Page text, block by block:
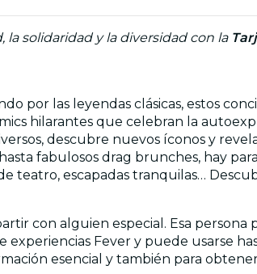
la solidaridad y la diversidad con la
por las leyendas clásicas, estos
hilarantes que celebran la
descubre nuevos íconos y
fabulosos drag brunches, hay
teatro, escapadas tranquilas…
con alguien especial. Esa
experiencias Fever y puede usarse
esencial y también para